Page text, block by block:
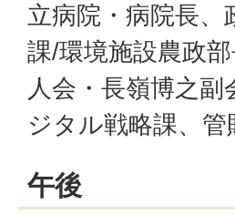
立病院・病院長
課/環境施設農政
人会・長嶺博之
ジタル戦略課、管
午後